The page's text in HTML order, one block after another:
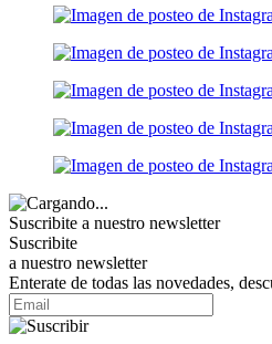
Suscribite a nuestro newsletter
Suscribite
a nuestro newsletter
Enterate de todas las novedades,